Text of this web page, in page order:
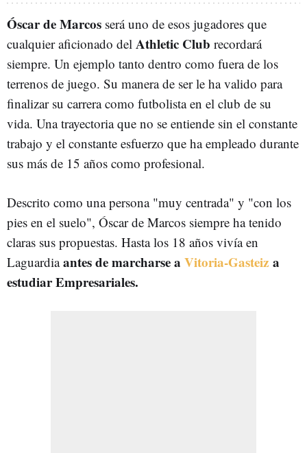
Óscar de Marcos será uno de esos jugadores que
cualquier aficionado del Athletic Club recordará
siempre. Un ejemplo tanto dentro como fuera de los
terrenos de juego. Su manera de ser le ha valido para
finalizar su carrera como futbolista en el club de su
vida. Una trayectoria que no se entiende sin el constante
trabajo y el constante esfuerzo que ha empleado durante
sus más de 15 años como profesional.
Descrito como una persona "muy centrada" y "con los
pies en el suelo", Óscar de Marcos siempre ha tenido
claras sus propuestas. Hasta los 18 años vivía en
Laguardiaantes de marcharse a Vitoria-Gasteiz a
estudiar Empresariales.